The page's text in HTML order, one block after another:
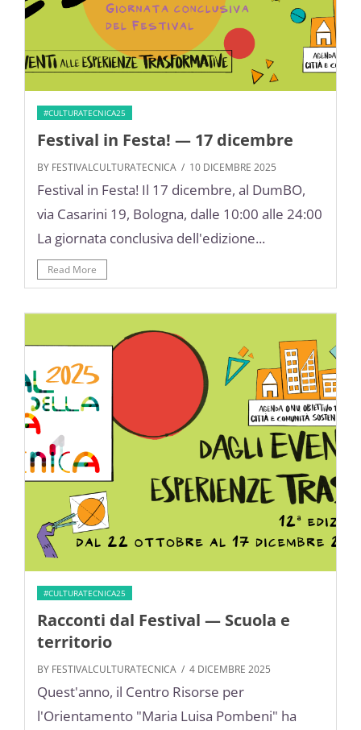
#CULTURATECNICA25
Festival in Festa! — 17 dicembre
BY FESTIVALCULTURATECNICA / 10 DICEMBRE 2025
Festival in Festa! Il 17 dicembre, al DumBO,
via Casarini 19, Bologna, dalle 10:00 alle 24:00
La giornata conclusiva dell'edizione...
Read More
#CULTURATECNICA25
Racconti dal Festival — Scuola e
territorio
BY FESTIVALCULTURATECNICA / 4 DICEMBRE 2025
Quest'anno, il Centro Risorse per
l'Orientamento "Maria Luisa Pombeni" ha